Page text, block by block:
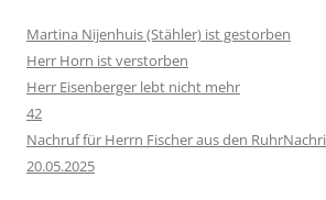
Martina Nijenhuis (Stähler) ist gestorben
Herr Horn ist verstorben
Herr Eisenberger lebt nicht mehr
42
Nachruf für Herrn Fischer aus den
20.05.2025